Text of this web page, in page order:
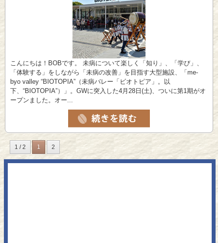
こんにちは！BOBです。 未病について楽しく「知り」、「学び」、
「体験する」をしながら「未病の改善」を目指す大型施設、「me-
byo valley “BIOTOPIA”（未病バレー「ビオトピア」。以
下、“BIOTOPIA”）」。GWに突入した4月28日(土)、ついに第1期がオ
ープンました。オー...
1 / 2 1 2